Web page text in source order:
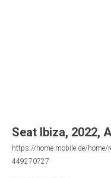
Seat Ibiza, 2022,
https://home.mobile.de/home/
449270727